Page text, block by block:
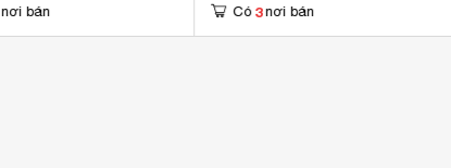
nơi bán Có 3 nơi bán